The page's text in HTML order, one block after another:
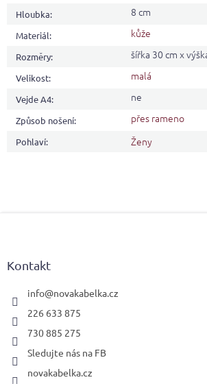
Hloubka: 8 cm
Materiál: kůže
Rozměry: šířka 30 cm x
Velikost: malá
Vejde A4: ne
Způsob nošení: přes rameno
Pohlaví: Ženy
Kontakt
info@novakabelka.cz
226 633 875
730 885 275
Sledujte nás na FB
novakabelka.cz